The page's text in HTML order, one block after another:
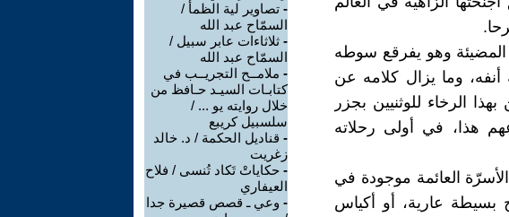
وهو يفرقع سوطه
وما يزال كلامه عن
الرخاء للوثنيين بجزر
هذا، في أولى رحلاته
العائمة موجودة في
بسيطة عارية، أو أكياس
- تصاوير لية الظمأ /
السمّاح عبد الله
- ثلاثاءات عابر سبيل /
السمّاح عبد الله
- ملامــح التجريــب في
كتابـات السيـد حـافظ من
خلال روايته يو ... /
سلسبيل كريبع
- قناديل الحكمة / د. خالد
زغريت
- حكاياتْ تَكاد تُنسى / فلاح
العيفاري
- وعي ـ قصص قصيرة جدا